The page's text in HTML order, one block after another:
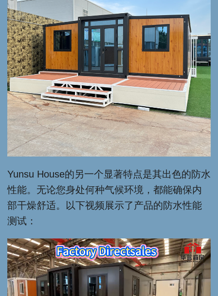
Yunsu House的另一个显著特点是其出色的防水
性能。无论您身处何种气候环境，都能确保内
部干燥舒适。以下视频展示了产品的防水性能
测试：